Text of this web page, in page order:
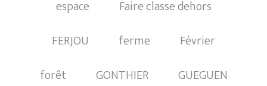
espace
Faire classe dehors
FERJOU
ferme
Février
forêt
GONTHIER
GUEGUEN